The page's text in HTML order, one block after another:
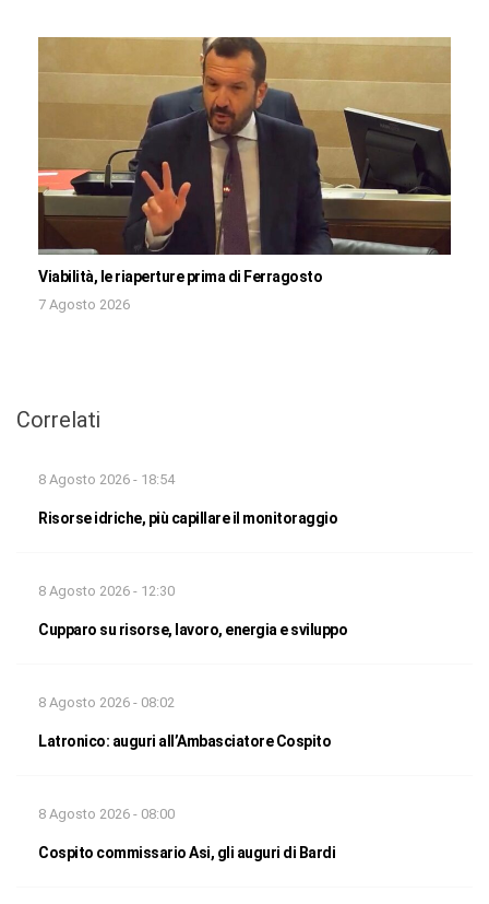
Viabilità, le riaperture prima di Ferragosto
7 Agosto 2026
Correlati
8 Agosto 2026 - 18:54
Risorse idriche, più capillare il monitoraggio
8 Agosto 2026 - 12:30
Cupparo su risorse, lavoro, energia e sviluppo
8 Agosto 2026 - 08:02
Latronico: auguri all’Ambasciatore Cospito
8 Agosto 2026 - 08:00
Cospito commissario Asi, gli auguri di Bardi